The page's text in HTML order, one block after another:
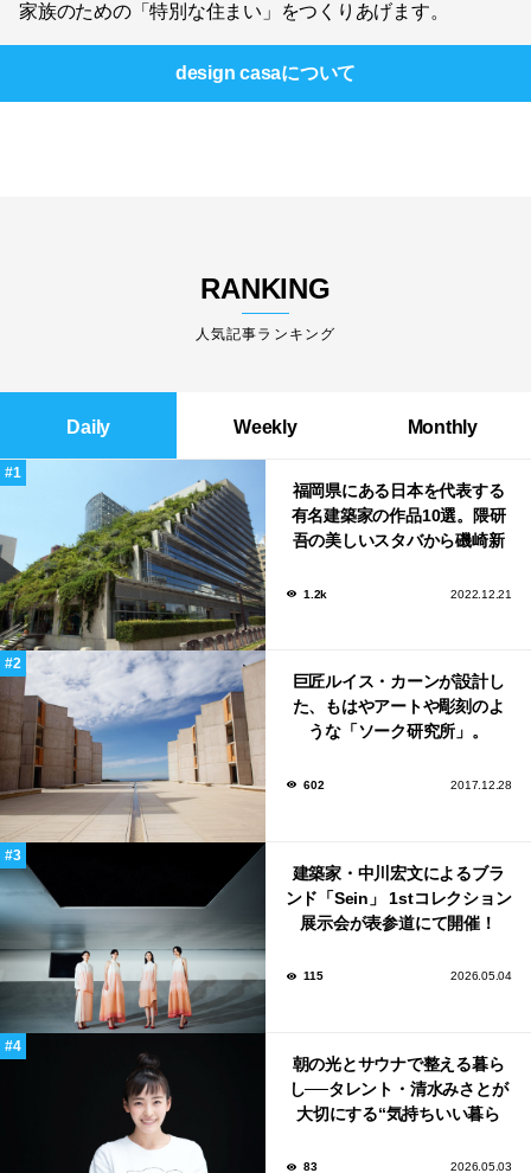
家族のための「特別な住まい」をつくりあげます。
design casaについて
RANKING
人気記事ランキング
Daily Weekly Monthly
福岡県にある日本を代表する
有名建築家の作品10選。隈研
吾の美しいスタバから磯崎新
1.2k 2022.12.21
巨匠ルイス・カーンが設計し
た、もはやアートや彫刻のよ
うな「ソーク研究所」。
602 2017.12.28
建築家・中川宏文によるブラ
ンド「Sein」 1stコレクション
展示会が表参道にて開催！
115 2026.05.04
朝の光とサウナで整える暮ら
し──タレント・清水みさとが
大切にする“気持ちいい暮ら
83 2026.05.03